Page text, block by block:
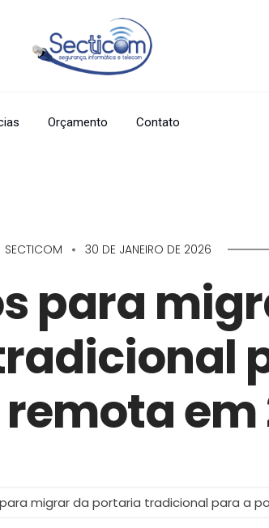
Orçamento Contato
SECTICOM 30 DE JANEIRO DE 2026
para
em
migrar da portaria tradicional para a